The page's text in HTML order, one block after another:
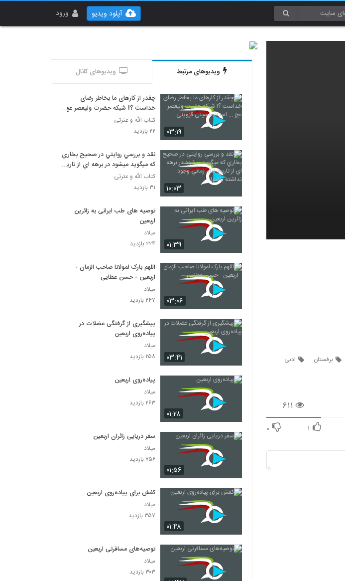
ورود آپلود ویدیو
برفستان
ادبی
۶۱۱
۱ ۰
ویدیوهای مرتبط ویدیوهای کانال
۰۳:۱۹
چقدر از کارهای ما بخاطر رضای
خداست ؟! شبکه حضرت ولیعصر عج
... استاد حسینی قزوینی
کتاب الله و عترتی
۲۲ بازدید
۱۰:۰۳
نقد و بررسي روايتي در صحيح بخاري
که ميگويد ميشود در برهه اي از تاريخ
امام زماني وجود نداشته باشد!!
کتاب الله و عترتی
۳۱ بازدید
۰۱:۳۹
توصیه های طب ایرانی به زائرین
اربعین
میلاد
۲۲۴ بازدید
۰۳:۰۶
اللهم بارک لمولانا صاحب الزمان -
اربعین - حسن عطایی
میلاد
۲۴۷ بازدید
۰۳:۴۱
پیشگیری از گرفتگی عضلات در
پیاده‌روی اربعین
میلاد
۲۵۸ بازدید
۰۱:۲۸
پیاده‌روی اربعین
میلاد
۲۶۳ بازدید
۰۱:۵۶
سفر دریایی زائران اربعین
میلاد
۷۵۶ بازدید
۰۱:۴۸
کفش برای پیاده‌روی اربعین
میلاد
۳۵۷ بازدید
توصیه‌های مسافرتی اربعین
میلاد
۳۰۳ بازدید